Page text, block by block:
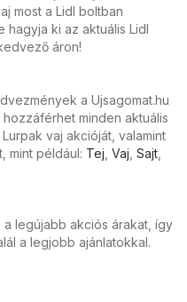
most a Lidl boltban
ki az aktuális Lidl
áron!
a Ujsagomat.hu
minden aktuális
vaj akcióját, valamint
mint például: Tej Vaj Sajt
a legújabb akciós árakat, így
a legjobb ajánlatokkal.